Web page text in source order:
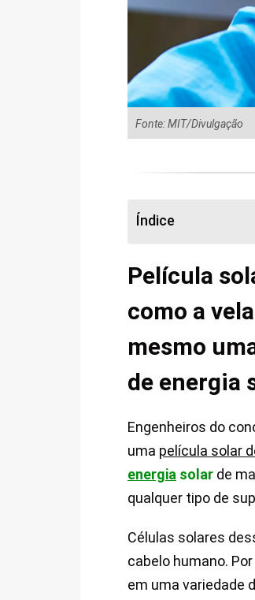
Fonte: MIT/Divulgação
Índice
Película
como a
mesmo
de energia
Engenheiros do
uma película solar
energia solar de
qualquer tipo de
Células solares
cabelo humano.
em uma variedade